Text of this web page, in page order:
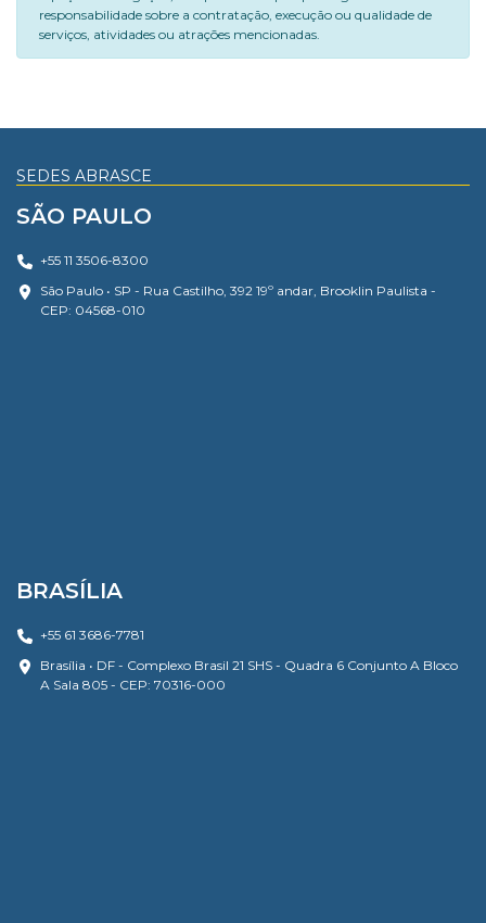
responsabilidade sobre a contratação, execução ou qualidade de
serviços, atividades ou atrações mencionadas.
SEDES ABRASCE
SÃO PAULO
+55 11 3506-8300
São Paulo • SP - Rua Castilho, 392 19º andar, Brooklin Paulista -
CEP: 04568-010
BRASÍLIA
+55 61 3686-7781
Brasília • DF - Complexo Brasil 21 SHS - Quadra 6 Conjunto A Bloco
A Sala 805 - CEP: 70316-000